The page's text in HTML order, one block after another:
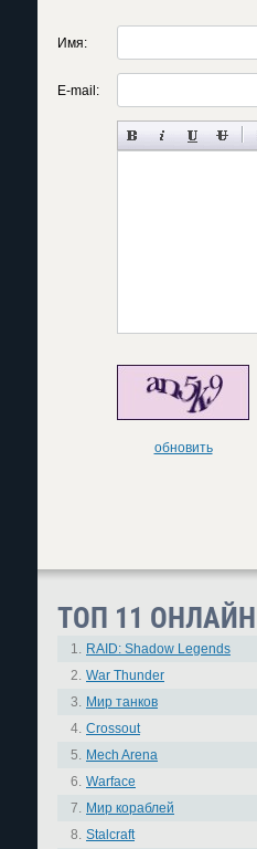
Имя:
E-mail:
обновить
ТОП 11
1. RAID: Shadow Legends
2. War Thunder
3. Мир танков
4. Crossout
5. Mech Arena
6. Warface
7. Мир кораблей
8. Stalcraft